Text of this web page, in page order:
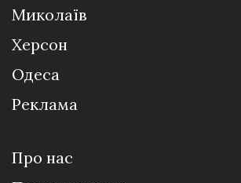
Миколаїв
Херсон
Одеса
Реклама
Про нас